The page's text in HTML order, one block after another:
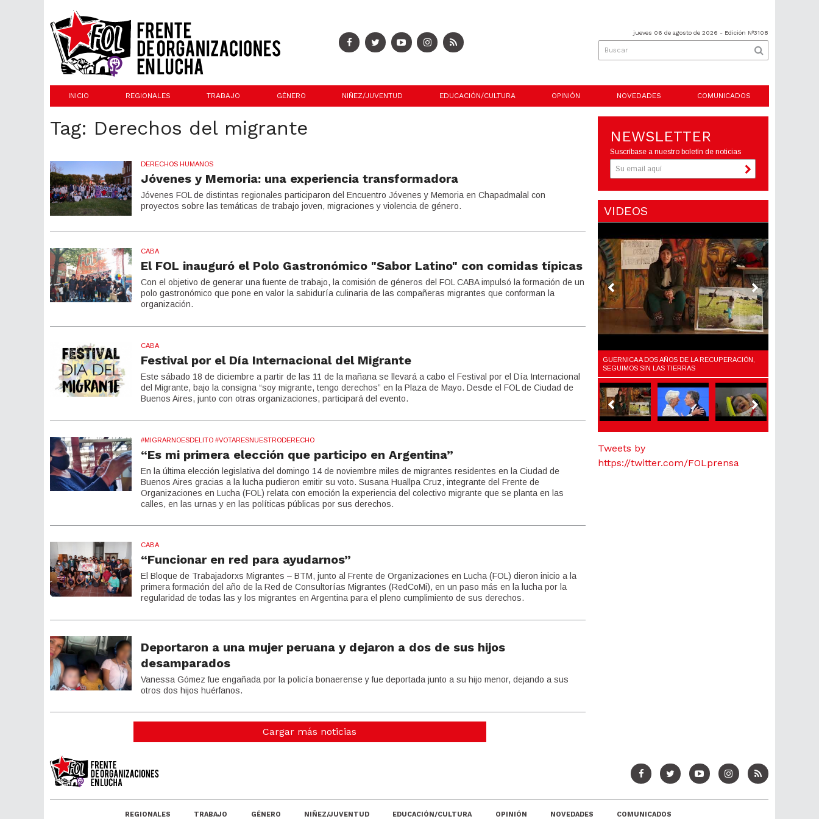
jueves 06 de agosto de 2026 - Edición Nº3108
INICIO REGIONALES TRABAJO GÉNERO NIÑEZ/JUVENTUD EDUCACIÓN/CULTURA OPINIÓN NOVEDADES COMUNICADOS
Tag: Derechos del migrante
DERECHOS HUMANOS
Jóvenes y Memoria: una experiencia transformadora
Jóvenes FOL de distintas regionales participaron del Encuentro Jóvenes y Memoria en Chapadmalal con
proyectos sobre las temáticas de trabajo joven, migraciones y violencia de género.
CABA
El FOL inauguró el Polo Gastronómico "Sabor Latino" con comidas típicas
Con el objetivo de generar una fuente de trabajo, la comisión de géneros del FOL CABA impulsó la formación de un
polo gastronómico que pone en valor la sabiduría culinaria de las compañeras migrantes que conforman la
organización.
CABA
Festival por el Día Internacional del Migrante
Este sábado 18 de diciembre a partir de las 11 de la mañana se llevará a cabo el Festival por el Día Internacional
del Migrante, bajo la consigna “soy migrante, tengo derechos” en la Plaza de Mayo. Desde el FOL de Ciudad de
Buenos Aires, junto con otras organizaciones, participará del evento.
#MIGRARNOESDELITO #VOTARESNUESTRODERECHO
“Es mi primera elección que participo en Argentina”
En la última elección legislativa del domingo 14 de noviembre miles de migrantes residentes en la Ciudad de
Buenos Aires gracias a la lucha pudieron emitir su voto. Susana Huallpa Cruz, integrante del Frente de
Organizaciones en Lucha (FOL) relata con emoción la experiencia del colectivo migrante que se planta en las
calles, en las urnas y en las políticas públicas por sus derechos.
CABA
“Funcionar en red para ayudarnos”
El Bloque de Trabajadorxs Migrantes – BTM, junto al Frente de Organizaciones en Lucha (FOL) dieron inicio a la
primera formación del año de la Red de Consultorías Migrantes (RedCoMi), en un paso más en la lucha por la
regularidad de todas las y los migrantes en Argentina para el pleno cumplimiento de sus derechos.
Deportaron a una mujer peruana y dejaron a dos de sus hijos
desamparados
Vanessa Gómez fue engañada por la policía bonaerense y fue deportada junto a su hijo menor, dejando a sus
otros dos hijos huérfanos.
Cargar más noticias
NEWSLETTER
Suscríbase a nuestro boletín de noticias
VIDEOS
GUERNICA A DOS AÑOS DE LA RECUPERACIÓN,
SEGUIMOS SIN LAS TIERRAS
Tweets by
https://twitter.com/FOLprensa
REGIONALES TRABAJO GÉNERO NIÑEZ/JUVENTUD EDUCACIÓN/CULTURA OPINIÓN NOVEDADES COMUNICADOS